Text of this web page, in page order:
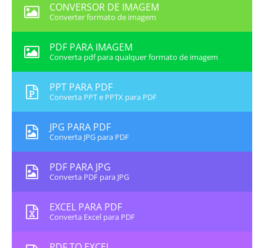
CONVERSOR DE IMAGEM
Converter formato de imagem
PDF PARA IMAGEM
Converta pdf para qualquer formato de imagem
PPT PARA PDF
Converta PPT e PPTX para PDF
JPG PARA PDF
Converta JPG para PDF
PDF PARA JPG
Converta PDF para JPG
EXCEL PARA PDF
Converta Excel para PDF